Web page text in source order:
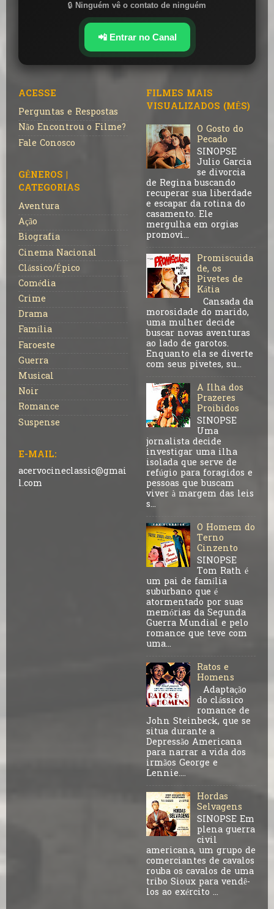
🔒 Ninguém vê o contato de ninguém
📲 Entrar no Canal
ACESSE
Perguntas e Respostas
Não Encontrou o Filme?
Fale Conosco
GÊNEROS |
CATEGORIAS
Aventura
Ação
Biografia
Cinema Nacional
Clássico/Épico
Comédia
Crime
Drama
Família
Faroeste
Guerra
Musical
Noir
Romance
Suspense
E-MAIL:
acervocineclassic@gmai
l.com
FILMES MAIS
VISUALIZADOS (MÊS)
O Gosto do
Pecado
SINOPSE
Julio Garcia
se divorcia
de Regina buscando
recuperar sua liberdade
e escapar da rotina do
casamento. Ele
mergulha em orgias
promovi...
Promiscuida
de, os
Pivetes de
Kátia
Cansada da
morosidade do marido,
uma mulher decide
buscar novas aventuras
ao lado de garotos.
Enquanto ela se diverte
com seus pivetes, su...
A Ilha dos
Prazeres
Proibidos
SINOPSE
Uma
jornalista decide
investigar uma ilha
isolada que serve de
refúgio para foragidos e
pessoas que buscam
viver à margem das leis
s...
O Homem do
Terno
Cinzento
SINOPSE
Tom Rath é
um pai de família
suburbano que é
atormentado por suas
memórias da Segunda
Guerra Mundial e pelo
romance que teve com
uma...
Ratos e
Homens
Adaptação
do clássico
romance de
John Steinbeck, que se
situa durante a
Depressão Americana
para narrar a vida dos
irmãos George e
Lennie....
Hordas
Selvagens
SINOPSE Em
plena guerra
civil
americana, um grupo de
comerciantes de cavalos
rouba os cavalos de uma
tribo Sioux para vendê-
los ao exército ...